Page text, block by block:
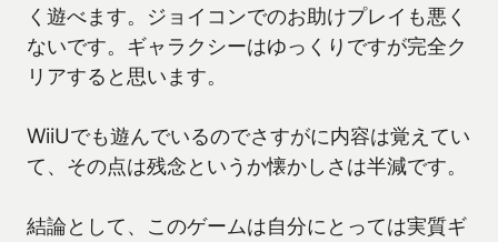
く遊べます。ジョイコンでのお助けプレイも悪く
ないです。ギャラクシーはゆっくりですが完全ク
リアすると思います。
WiiUでも遊んでいるのでさすがに内容は覚えてい
て、その点は残念というか懐かしさは半減です。
結論として、このゲームは自分にとっては実質ギ